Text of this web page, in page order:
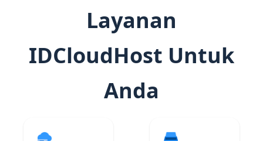
Layanan
IDCloudHost Untuk
Anda